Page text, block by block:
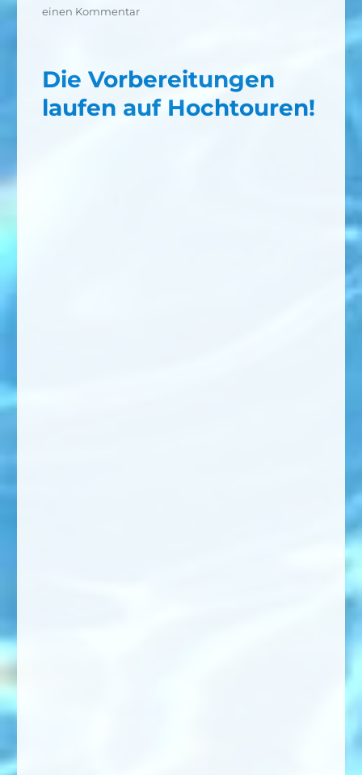
einen Kommentarzu
nun
Die Vorbereitungen
laufen auf Hochtouren!